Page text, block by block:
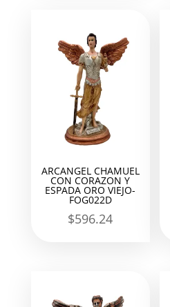
ARCANGEL CHAMUEL
CON CORAZON Y
ESPADA ORO VIEJO-
FOG022D
$596.24